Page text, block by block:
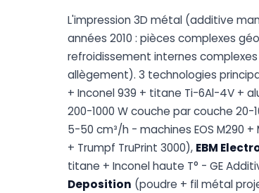
L'impression 3D métal (additive
années 2010 : pièces complexes
refroidissement internes
allègement). 3 technologies
+ Inconel 939 + titane Ti-6Al-4V +
200-1000 W couche par couche
5-50 cm³/h - machines EOS M290 +
+ Trumpf TruPrint 3000), EBM
titane + Inconel haute T° - GE
Deposition (poudre + fil métal